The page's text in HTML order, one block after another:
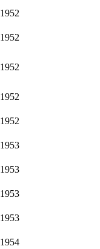
1952
1952
1952
1952
1952
1953
1953
1953
1953
1954